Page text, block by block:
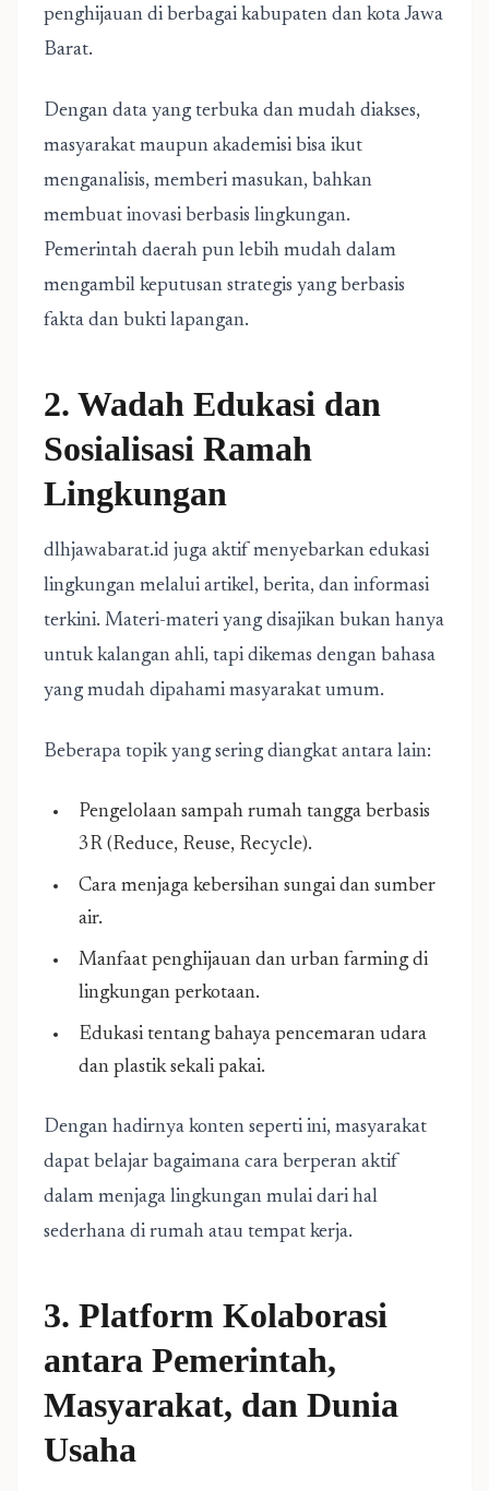
penghijauan di berbagai kabupaten dan kota Jawa
Barat.
Dengan data yang terbuka dan mudah diakses,
masyarakat maupun akademisi bisa ikut
menganalisis, memberi masukan, bahkan
membuat inovasi berbasis lingkungan.
Pemerintah daerah pun lebih mudah dalam
mengambil keputusan strategis yang berbasis
fakta dan bukti lapangan.
2. Wadah Edukasi dan
Sosialisasi Ramah
Lingkungan
dlhjawabarat.id juga aktif menyebarkan edukasi
lingkungan melalui artikel, berita, dan informasi
terkini. Materi-materi yang disajikan bukan hanya
untuk kalangan ahli, tapi dikemas dengan bahasa
yang mudah dipahami masyarakat umum.
Beberapa topik yang sering diangkat antara lain:
Pengelolaan sampah rumah tangga berbasis
3R (Reduce, Reuse, Recycle).
Cara menjaga kebersihan sungai dan sumber
air.
Manfaat penghijauan dan urban farming di
lingkungan perkotaan.
Edukasi tentang bahaya pencemaran udara
dan plastik sekali pakai.
Dengan hadirnya konten seperti ini, masyarakat
dapat belajar bagaimana cara berperan aktif
dalam menjaga lingkungan mulai dari hal
sederhana di rumah atau tempat kerja.
3. Platform Kolaborasi
antara Pemerintah,
Masyarakat, dan Dunia
Usaha